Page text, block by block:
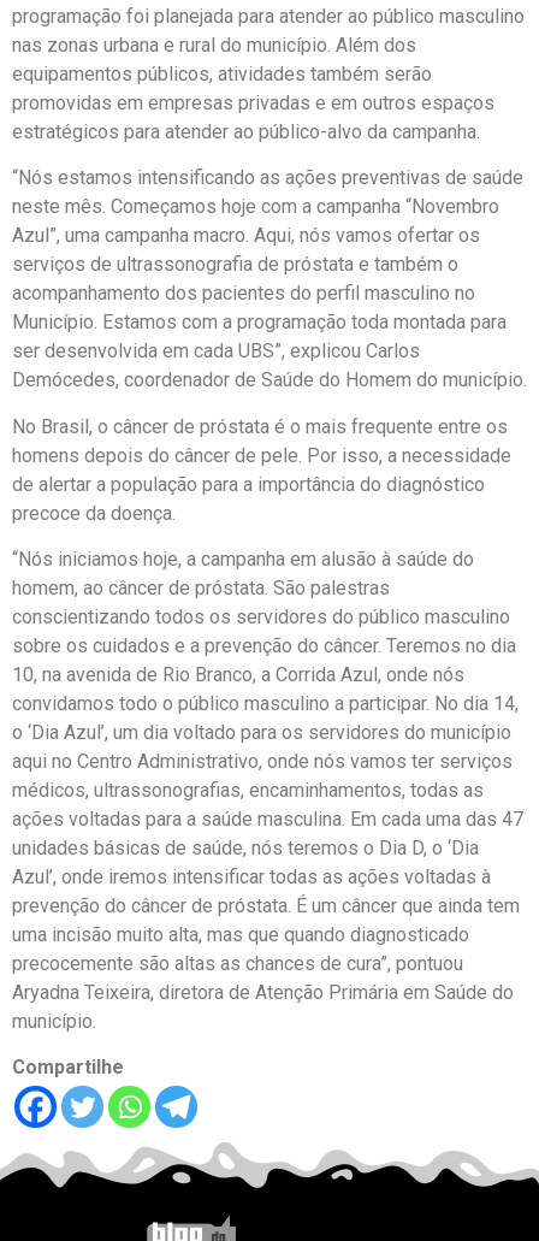
programação foi planejada para atender ao público masculino
nas zonas urbana e rural do município. Além dos
equipamentos públicos, atividades também serão
promovidas em empresas privadas e em outros espaços
estratégicos para atender ao público-alvo da campanha.
“Nós estamos intensificando as ações preventivas de saúde
neste mês. Começamos hoje com a campanha “Novembro
Azul”, uma campanha macro. Aqui, nós vamos ofertar os
serviços de ultrassonografia de próstata e também o
acompanhamento dos pacientes do perfil masculino no
Município. Estamos com a programação toda montada para
ser desenvolvida em cada UBS”, explicou Carlos
Demócedes, coordenador de Saúde do Homem do município.
No Brasil, o câncer de próstata é o mais frequente entre os
homens depois do câncer de pele. Por isso, a necessidade
de alertar a população para a importância do diagnóstico
precoce da doença.
“Nós iniciamos hoje, a campanha em alusão à saúde do
homem, ao câncer de próstata. São palestras
conscientizando todos os servidores do público masculino
sobre os cuidados e a prevenção do câncer. Teremos no dia
10, na avenida de Rio Branco, a Corrida Azul, onde nós
convidamos todo o público masculino a participar. No dia 14,
o ‘Dia Azul’, um dia voltado para os servidores do município
aqui no Centro Administrativo, onde nós vamos ter serviços
médicos, ultrassonografias, encaminhamentos, todas as
ações voltadas para a saúde masculina. Em cada uma das 47
unidades básicas de saúde, nós teremos o Dia D, o ‘Dia
Azul’, onde iremos intensificar todas as ações voltadas à
prevenção do câncer de próstata. É um câncer que ainda tem
uma incisão muito alta, mas que quando diagnosticado
precocemente são altas as chances de cura”, pontuou
Aryadna Teixeira, diretora de Atenção Primária em Saúde do
município.
Compartilhe